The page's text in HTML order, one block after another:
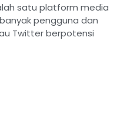
satu platform media
pengguna dan
Twitter berpotensi